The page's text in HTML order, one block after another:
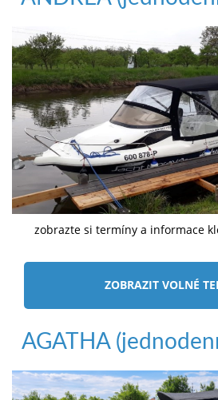
zobrazte si termíny a informace
ZOBRAZIT VOLNÉ
AGATHA